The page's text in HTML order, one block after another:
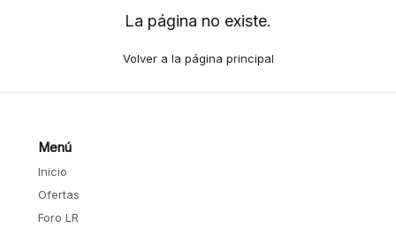
La página no existe.
Volver a la página principal
Menú
Inicio
Ofertas
Foro LR